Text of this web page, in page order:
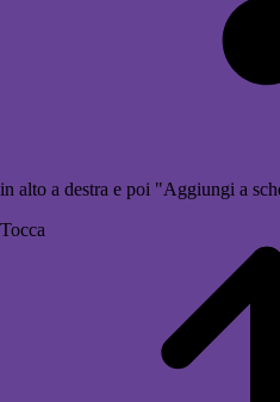
in alto a destra e poi "Aggiungi a
Tocca